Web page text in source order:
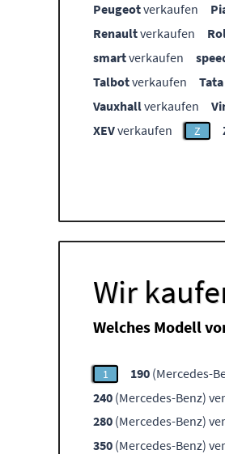
Peugeotverkaufen
Renaultverkaufen
smartverkaufen
Talbotverkaufen Tata
Vauxhallverkaufen
XEVverkaufen Z
Wir
Welches Modell
1 190 (Mercedes-
240 (Mercedes-Benz)
280 (Mercedes-Benz)
350 (Mercedes-Benz)